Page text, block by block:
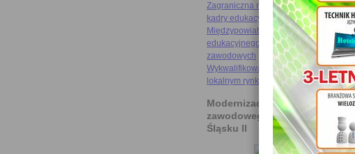
Zagraniczna mobilność szkolnej
kadry edukacyjnej
Międzypowiatowa droga do
edukacyjnego sukcesu szkół
zawodowych
Wykwalifikowani rzemieślnicy na
lokalnym rynku pracy
Modernizacja kształcenia
zawodowego na Dolnym
Śląsku II